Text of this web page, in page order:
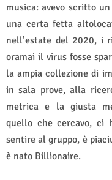
musica: avevo scritto
una certa fetta
nell’estate del 2020, i
oramai il virus fosse
la ampia collezione di
in sala prove, alla
metrica e la giusta
quello che cercavo, ci
sentire al gruppo, è
è nato Billionaire.